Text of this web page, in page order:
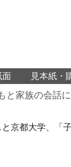
見本紙・
と家族の会話
京都大学、「